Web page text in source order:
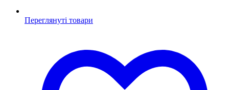
Переглянуті товари